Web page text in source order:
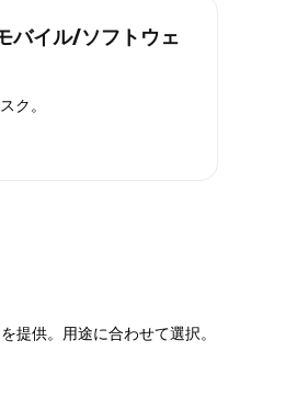
バイル/ソフトウェ
ク。
提供。用途に合わせて選択。